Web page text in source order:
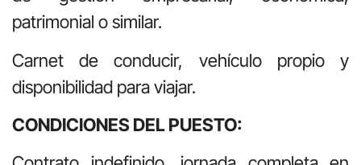
patrimonial o similar.
Carnet de conducir, vehículo propio y
disponibilidad para viajar.
CONDICIONES DEL PUESTO: